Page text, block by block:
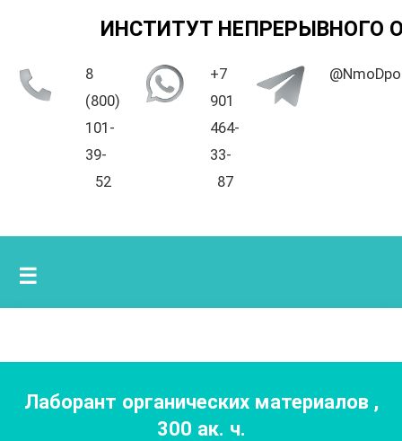
ИНСТИТУТ НЕПРЕРЫВНОГО
8
(800)
101-
39-
52
+7
901
464-
33-
87
☰
Лаборант органических материалов ,
300 ак. ч.